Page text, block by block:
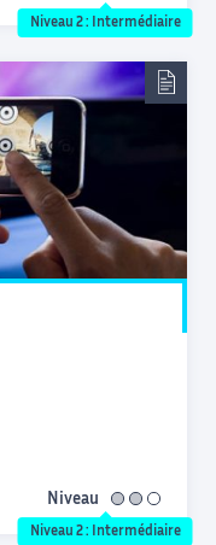
Niveau 2 : Intermédiaire
Niveau intermédiaire
Niveau 2 : Intermédiaire